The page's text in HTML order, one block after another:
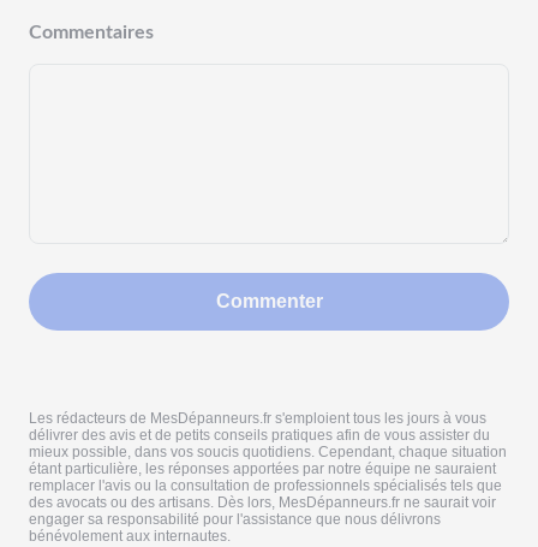
Commentaires
Commenter
Les rédacteurs de MesDépanneurs.fr s'emploient tous les jours à vous
délivrer des avis et de petits conseils pratiques afin de vous assister du
mieux possible, dans vos soucis quotidiens. Cependant, chaque situation
étant particulière, les réponses apportées par notre équipe ne sauraient
remplacer l'avis ou la consultation de professionnels spécialisés tels que
des avocats ou des artisans. Dès lors, MesDépanneurs.fr ne saurait voir
engager sa responsabilité pour l'assistance que nous délivrons
bénévolement aux internautes.